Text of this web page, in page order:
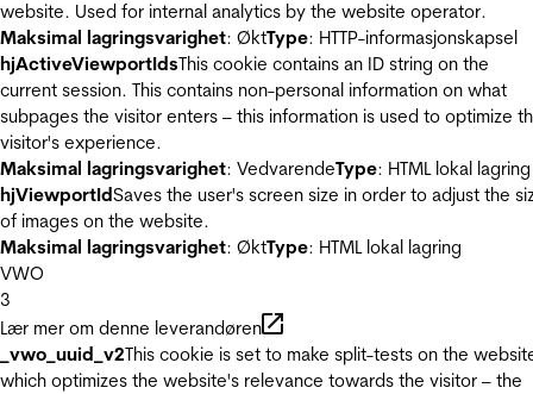
website. Used for internal analytics by the website operator.
Maksimal lagringsvarighet: ØktType: HTTP-informasjonskapsel
hjActiveViewportIdsThis cookie contains an ID string on the
current session. This contains non-personal information on what
subpages the visitor enters – this information is used to optimize
visitor's experience.
Maksimal lagringsvarighet: VedvarendeType: HTML lokal lagring
hjViewportIdSaves the user's screen size in order to adjust the
of images on the website.
Maksimal lagringsvarighet: ØktType: HTML lokal lagring
VWO
3
Lær mer om denne leverandøren
_vwo_uuid_v2This cookie is set to make split-tests on the
which optimizes the website's relevance towards the visitor – the